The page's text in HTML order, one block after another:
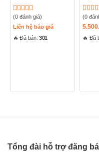
Được
xếp
0
(0 đánh giá)
Liên hệ báo giá
🔥 Đã bán: 301
Được
xếp
0
(0
🔥 Đã
Tổng đài hỗ trợ đăng